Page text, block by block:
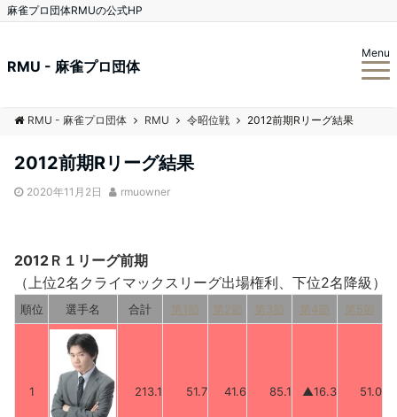
麻雀プロ団体RMUの公式HP
RMU - 麻雀プロ団体
Menu
RMU - 麻雀プロ団体 RMU 令昭位戦 2012前期Rリーグ結果
2012前期Rリーグ結果
2020年11月2日 rmuowner
2012Ｒ１リーグ前期
（上位2名クライマックスリーグ出場権利、下位2名降級）
順位 選手名 合計 第1節 第2節 第3節 第4節 第5節
1 213.1 51.7 41.6 85.1 ▲16.3 51.0